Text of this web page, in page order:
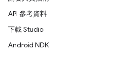
API 參考資料
下載 Studio
Android NDK